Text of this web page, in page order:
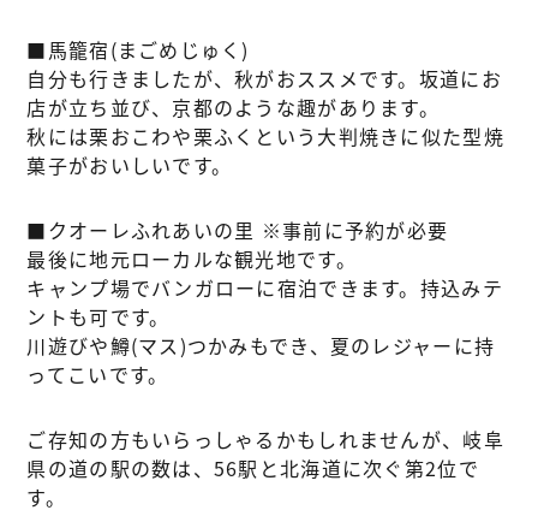
■馬籠宿(まごめじゅく)
自分も行きましたが、秋がおススメです。坂道にお
店が立ち並び、京都のような趣があります。
秋には栗おこわや栗ふくという大判焼きに似た型焼
菓子がおいしいです。
■クオーレふれあいの里 ※事前に予約が必要
最後に地元ローカルな観光地です。
キャンプ場でバンガローに宿泊できます。持込みテ
ントも可です。
川遊びや鱒(マス)つかみもでき、夏のレジャーに持
ってこいです。
ご存知の方もいらっしゃるかもしれませんが、岐阜
県の道の駅の数は、56駅と北海道に次ぐ第2位で
す。